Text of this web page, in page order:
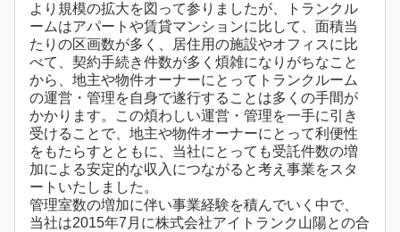
より規模の拡大を図って参りましたが、トランクル
ームはアパートや賃貸マンションに比して、面積当
たりの区画数が多く、居住用の施設やオフィスに比
べて、契約手続き件数が多く煩雑になりがちなこと
から、地主や物件オーナーにとってトランクルーム
の運営・管理を自身で遂行することは多くの手間が
かかります。この煩わしい運営・管理を一手に引き
受けることで、地主や物件オーナーにとって利便性
をもたらすとともに、当社にとっても受託件数の増
加による安定的な収入につながると考え事業をスタ
ートいたしました。
管理室数の増加に伴い事業経験を積んでいく中で、
当社は2015年7月に株式会社アイトランク山陽との合